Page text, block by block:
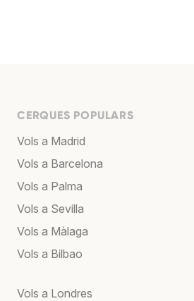
CERQUES POPULARS
Vols a Madrid
Vols a Barcelona
Vols a Palma
Vols a Sevilla
Vols a Màlaga
Vols a Bilbao
Vols a Londres